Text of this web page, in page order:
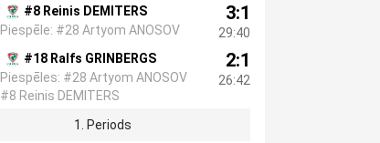
#8 Reinis DEMITERS
Piespēle: #28 Artyom ANOSOV
3:1
29:40
#18 Ralfs GRINBERGS
Piespēles: #28 Artyom ANOSOV
#8 Reinis DEMITERS
2:1
26:42
1. Periods